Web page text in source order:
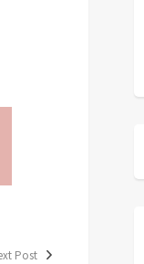
Post